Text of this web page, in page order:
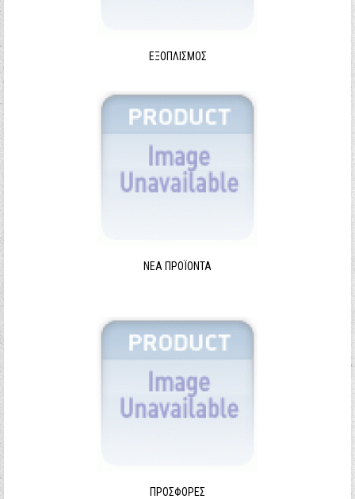
ΕΞΟΠΛΙΣΜΌΣ
ΝΈΑ ΠΡΟΪΌΝΤΑ
ΠΡΟΣΦΟΡΈΣ